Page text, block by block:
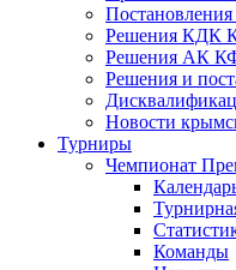
Решения КДК
Решения АК
Решения и
Новости
Турниры
Чемпионат
Команды